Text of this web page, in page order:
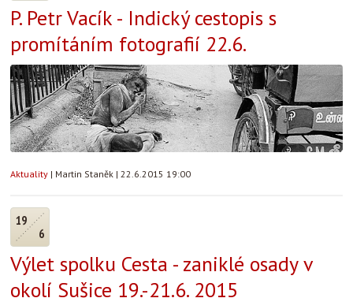
P. Petr Vacík - Indický cestopis s
promítáním fotografií 22.6.
Aktuality | Martin Staněk | 22.6.2015 19:00
19
6
Výlet spolku Cesta - zaniklé osady v
okolí Sušice 19.-21.6. 2015